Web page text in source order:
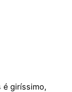
é giríssimo,